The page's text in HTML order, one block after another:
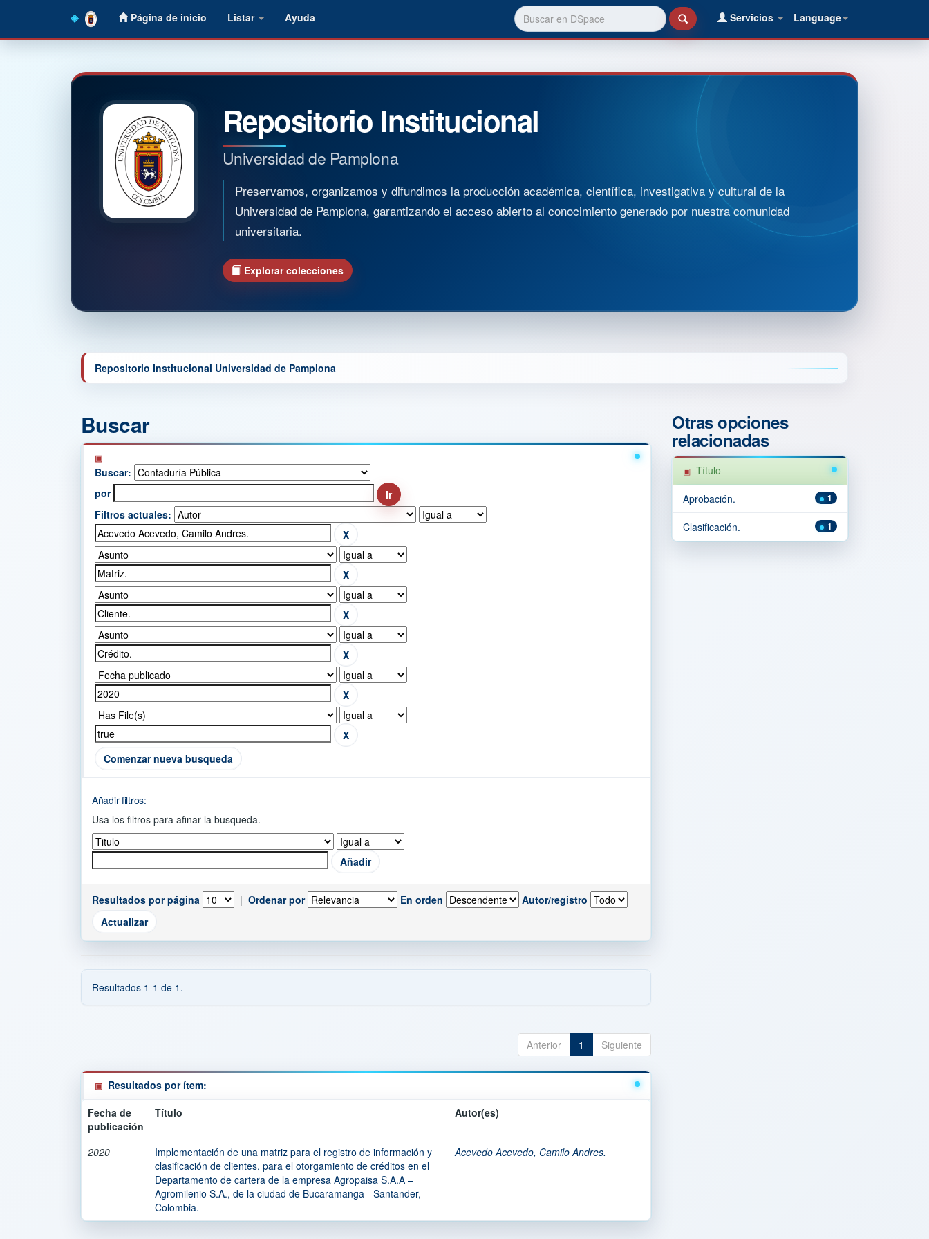
Página de inicio Listar Ayuda Language
Servicios
Repositorio Institucional
Universidad de Pamplona
Preservamos, organizamos y difundimos la producción académica, científica, investigativa y cultural de la
Universidad de Pamplona, garantizando el acceso abierto al conocimiento generado por nuestra comunidad
universitaria.
Explorar colecciones
Repositorio Institucional Universidad de Pamplona
Buscar
Buscar:
por
Filtros actuales:
Comenzar nueva busqueda
Añadir filtros:
Usa los filtros para afinar la busqueda.
Resultados por página | Ordenar por En orden Autor/registro
Resultados 1-1 de 1.
Anterior 1 Siguiente
Resultados por ítem:
Fecha de
publicación
Título Autor(es)
2020
Implementación de una matriz para el registro de información y
clasificación de clientes, para el otorgamiento de créditos en el
Departamento de cartera de la empresa Agropaisa S.A.A –
Agromilenio S.A., de la ciudad de Bucaramanga - Santander,
Colombia.
Acevedo Acevedo, Camilo Andres.
Otras opciones
relacionadas
Título
1
Aprobación.
1
Clasificación.